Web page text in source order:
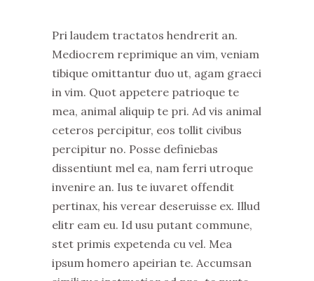
Pri laudem tractatos hendrerit an.
Mediocrem reprimique an vim, veniam
tibique omittantur duo ut, agam graeci
in vim. Quot appetere patrioque te
mea, animal aliquip te pri. Ad vis animal
ceteros percipitur, eos tollit civibus
percipitur no. Posse definiebas
dissentiunt mel ea, nam ferri utroque
invenire an. Ius te iuvaret offendit
pertinax, his verear deseruisse ex. Illud
elitr eam eu. Id usu putant commune,
stet primis expetenda cu vel. Mea
ipsum homero apeirian te. Accumsan